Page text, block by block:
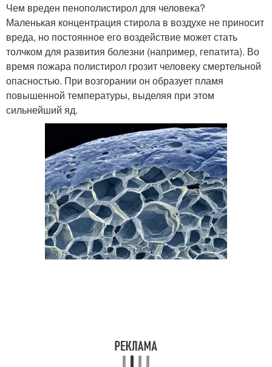
Чем вреден пенополистирол для человека?
Маленькая концентрация стирола в воздухе не приносит
вреда, но постоянное его воздействие может стать
толчком для развития болезни (например, гепатита). Во
время пожара полистирол грозит человеку смертельной
опасностью. При возгорании он образует пламя
повышенной температуры, выделяя при этом
сильнейший яд.